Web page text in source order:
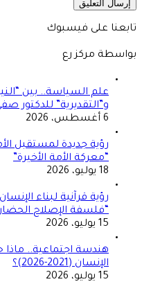
تابعنا على فيسبوك
بواسطة مركز رع
علم السياسة.. بين
و”التقديرية” للدكتور
6 أغسطس، 2026
رؤية جديدة لمستقبل
“معركة الأمة الأخيرة”
18 يوليو، 2026
رؤية قرآنية لبناء
“فلسفة الإصلاح
15 يوليو، 2026
هندسة اجتماعية.. ماذا
الإنسان (2021-2026)؟
15 يوليو، 2026